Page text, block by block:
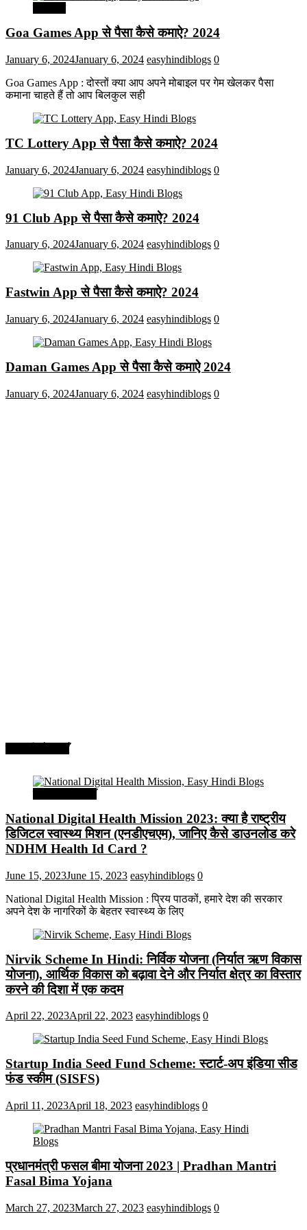
Goa Games App से पैसा कैसे कमाऐ? 2024
January 6, 2024January 6, 2024 easyhindiblogs 0
Goa Games App : दोस्तों क्या आप अपने मोबाइल पर गेम खेलकर पैसा
कमाना चाहते हैं तो आप बिलकुल सही
TC Lottery App से पैसा कैसे कमाऐ? 2024
January 6, 2024January 6, 2024 easyhindiblogs 0
91 Club App से पैसा कैसे कमाऐ? 2024
January 6, 2024January 6, 2024 easyhindiblogs 0
Fastwin App से पैसा कैसे कमाऐ? 2024
January 6, 2024January 6, 2024 easyhindiblogs 0
Daman Games App से पैसा कैसे कमाऐ 2024
January 6, 2024January 6, 2024 easyhindiblogs 0
National Digital Health Mission 2023: क्या है राष्ट्रीय
डिजिटल स्वास्थ्य मिशन (एनडीएचएम), जानिए कैसे डाउनलोड करे
NDHM Health Id Card ?
June 15, 2023June 15, 2023 easyhindiblogs 0
National Digital Health Mission : प्रिय पाठकों, हमारे देश की सरकार
अपने देश के नागरिकों के बेहतर स्वास्थ्य के लिए
Nirvik Scheme In Hindi: निर्विक योजना (निर्यात ऋण विकास
योजना), आर्थिक विकास को बढ़ावा देने और निर्यात क्षेत्र का विस्तार
करने की दिशा में एक कदम
April 22, 2023April 22, 2023 easyhindiblogs 0
Startup India Seed Fund Scheme: स्टार्ट-अप इंडिया सीड
फंड स्कीम (SISFS)
April 11, 2023April 18, 2023 easyhindiblogs 0
प्रधानमंत्री फसल बीमा योजना 2023 | Pradhan Mantri
Fasal Bima Yojana
March 27, 2023March 27, 2023 easyhindiblogs 0